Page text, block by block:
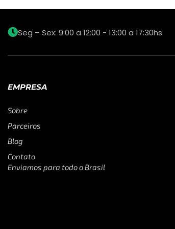
Seg – Sex: 9:00 a 12:00 - 13:00 a 17:30hs
EMPRESA
Sobre
Parceiros
Blog
Contato
Enviamos para todo o Brasil